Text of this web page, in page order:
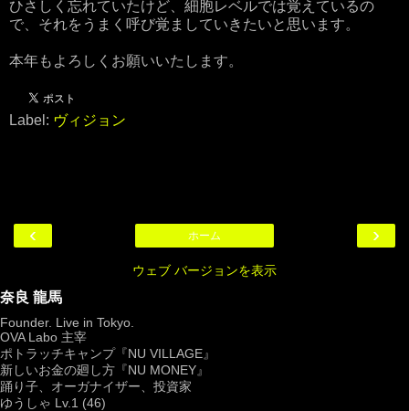
ひさしく忘れていたけど、細胞レベルでは覚えているの
で、それをうまく呼び覚ましていきたいと思います。
本年もよろしくお願いいたします。
Label: ヴィジョン
‹ ›
ホーム
ウェブ バージョンを表示
奈良 龍馬
Founder. Live in Tokyo.
OVA Labo 主宰
ポトラッチキャンプ『NU VILLAGE』
新しいお金の廻し方『NU MONEY』
踊り子、オーガナイザー、投資家
ゆうしゃ Lv.1 (46)